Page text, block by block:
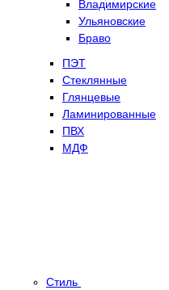
Владимирские
Ульяновские
Браво
ПЭТ
Стеклянные
Глянцевые
Ламинированные
ПВХ
МДФ
Стиль